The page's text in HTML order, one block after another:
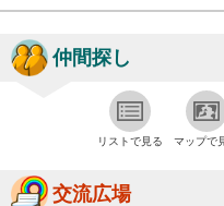
仲間探し
リストで見る マップで
交流広場